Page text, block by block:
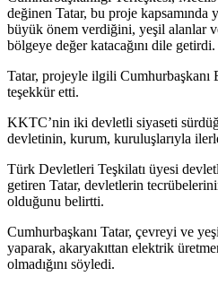
değinen Tatar, bu proje kapsamında
büyük önem verdiğini, yeşil alanlar
bölgeye değer katacağını dile getirdi.
Tatar, projeyle ilgili Cumhurbaşkanı
teşekkür etti.
KKTC’nin iki devletli siyaseti
devletinin, kurum, kuruluşlarıyla
Türk Devletleri Teşkilatı üyesi
getiren Tatar, devletlerin
olduğunu belirtti.
Cumhurbaşkanı Tatar, çevreyi ve
yaparak, akaryakıttan elektrik
olmadığını söyledi.